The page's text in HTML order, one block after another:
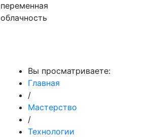
переменная
облачность
Вы просматриваете:
Главная
/
Мастерство
/
Технологии